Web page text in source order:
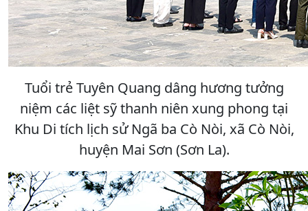
Tuổi trẻ Tuyên Quang dâng hương tưởng
niệm các liệt sỹ thanh niên xung phong tại
Khu Di tích lịch sử Ngã ba Cò Nòi, xã Cò Nòi,
huyện Mai Sơn (Sơn La).